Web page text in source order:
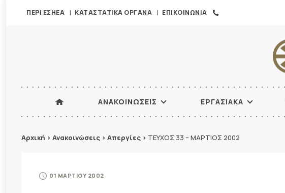
ΠΕΡΙ ΕΣΗΕΑ ΚΑΤΑΣΤΑΤΙΚΑ ΟΡΓΑΝΑ ΕΠΙΚΟΙΝΩΝΙΑ
ΑΝΑΚΟΙΝΩΣΕΙΣ ΕΡΓΑΣΙΑΚΑ
Αρχική > Ανακοινώσεις > Απεργίες > ΤΕΥΧΟΣ 33 – ΜΑΡΤΙΟΣ 2002
01 ΜΑΡΤΙΟΥ 2002